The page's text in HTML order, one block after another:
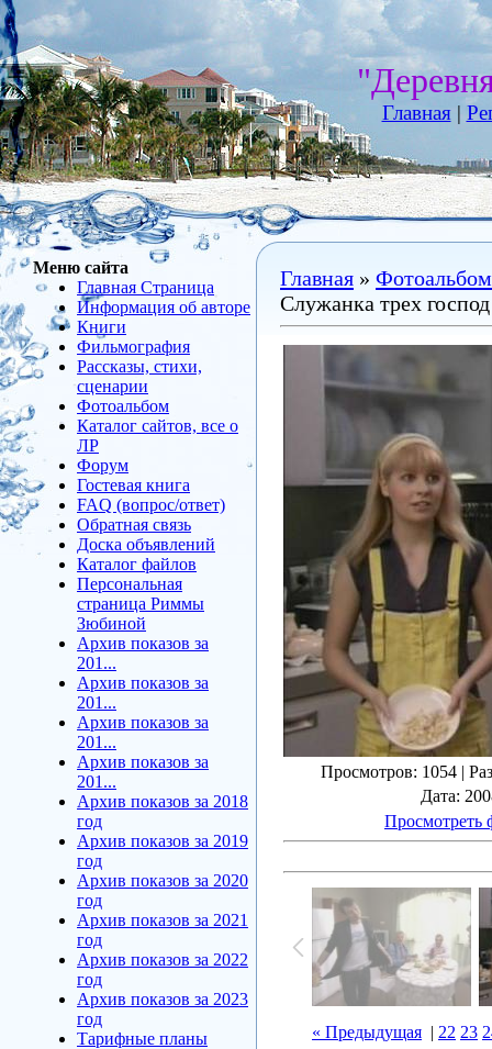
Главная|
Меню сайта
Главная Страница
Информация об авторе
Книги
Фильмография
Рассказы, стихи,
сценарии
Фотоальбом
Каталог сайтов, все о
ЛР
Форум
Гостевая книга
FAQ (вопрос/ответ)
Обратная связь
Доска объявлений
Каталог файлов
Персональная
страница Риммы
Зюбиной
Архив показов за
201...
Архив показов за
201...
Архив показов за
201...
Архив показов за
201...
Архив показов за 2018
год
Архив показов за 2019
год
Архив показов за 2020
год
Архив показов за 2021
год
Архив показов за 2022
год
Архив показов за 2023
год
Тарифные планы
Главная » Фотоальбом
Служанка трех господ
Просмотров: 1054 |
Дата:
Просмотреть
« Предыдущая | 22 23